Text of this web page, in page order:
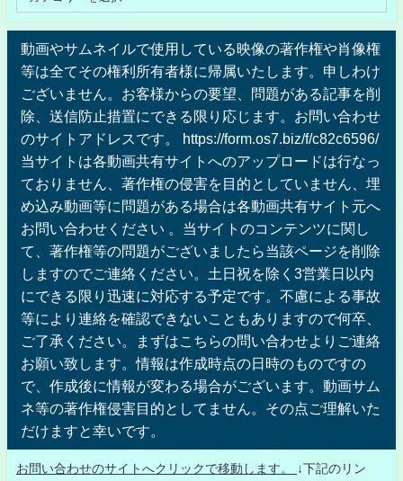
動画やサムネイルで使用している映像の著作権や肖像権
等は全てその権利所有者様に帰属いたします。申しわけ
ございません。お客様からの要望、問題がある記事を削
除、送信防止措置にできる限り応じます。お問い合わせ
のサイトアドレスです。 https://form.os7.biz/f/c82c6596/
当サイトは各動画共有サイトへのアップロードは行なっ
ておりません、著作権の侵害を目的としていません、埋
め込み動画等に問題がある場合は各動画共有サイト元へ
お問い合わせください 。当サイトのコンテンツに関し
て、著作権等の問題がございましたら当該ページを削除
しますのでご連絡ください。土日祝を除く3営業日以内
にできる限り迅速に対応する予定です。不慮による事故
等により連絡を確認できないこともありますので何卒、
ご了承ください。まずはこちらの問い合わせよりご連絡
お願い致します。情報は作成時点の日時のものですの
で、作成後に情報が変わる場合がございます。動画サム
ネ等の著作権侵害目的としてません。その点ご理解いた
だけますと幸いです。
お問い合わせのサイトへクリックで移動します。 ↓下記のリン